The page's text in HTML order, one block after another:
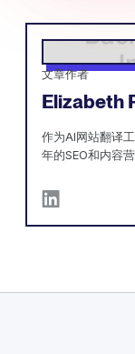
文章作者
Elizabeth
作为AI网站翻译
年的SEO和内容营